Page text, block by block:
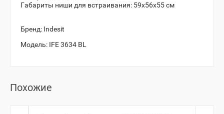
Габариты ниши для встраивания: 59x56x55 см
Бренд: Indesit
Модель: IFE 3634 BL
Похожие